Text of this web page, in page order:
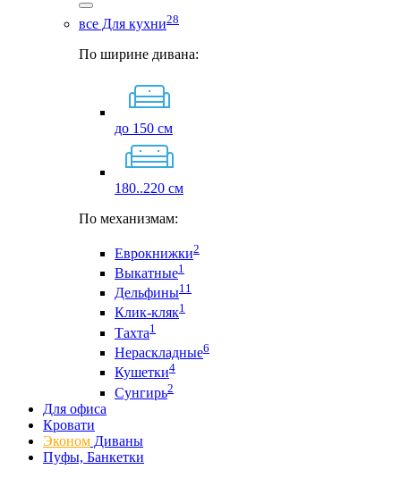
все Для кухни28
По ширине дивана:
до 150 см
180..220 см
По механизмам:
Еврокнижки2
Выкатные1
Дельфины11
Клик-кляк1
Тахта1
Нераскладные6
Кушетки4
Сунгирь2
Для офиса
Кровати
Эконом Диваны
Пуфы, Банкетки